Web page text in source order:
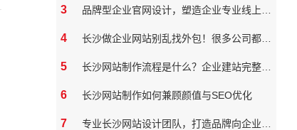
3
4
5
6 长沙网站制作如何兼顾颜值与SEO优化
7